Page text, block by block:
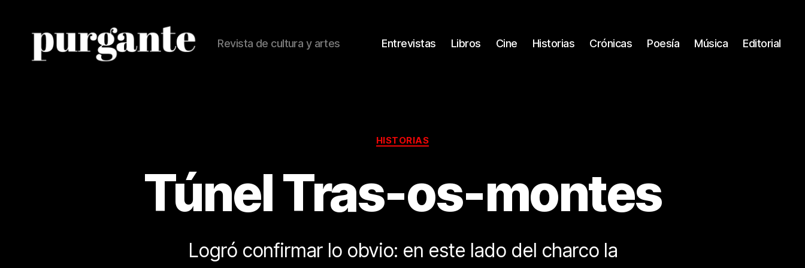
Revista de cultura y artes Entrevistas Libros Cine Historias Crónicas Poesía Música Editorial
Categorías
HISTORIAS
Túnel Tras-os-montes
Logró confirmar lo obvio: en este lado del charco la